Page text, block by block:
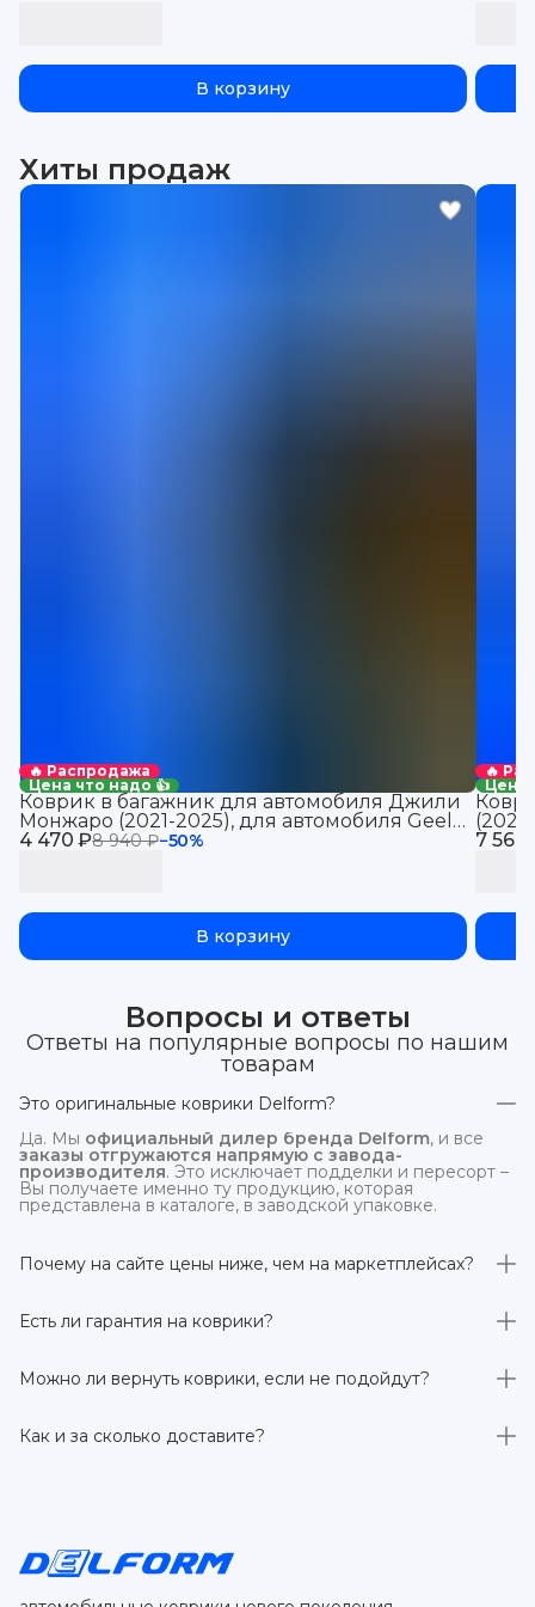
В корзину
Хиты продаж
🔥 Распродажа
Цена что надо 👍
4 470 ₽8 940 ₽−50%
Коврик в багажник для автомобиля Джили
Монжаро (2021-2025), для автомобиля Geely
Monjaro, EVA 3D
В корзину
🔥
Цена
7 560
Вопросы и ответы
Ответы на популярные вопросы по нашим
товарам
Это оригинальные коврики Delform?
Да. Мы официальный дилер бренда Delform, и все
заказы отгружаются напрямую с завода-
производителя. Это исключает подделки и пересорт –
Вы получаете именно ту продукцию, которая
представлена в каталоге, в заводской упаковке.
Почему на сайте цены ниже, чем на маркетплейсах?
отгрузка идётнапрямую со склада производителя
без посредников.
Есть ли гарантия на коврики?
производителя 3 года. Если в течение этого срока
обнаружится производственный дефект – заменим
Можно ли вернуть коврики, если не подойдут?
заказанного дистанционно,без объяснения причин –
при условии сохранения товарного вида. Если коврик не
Как и за сколько доставите?